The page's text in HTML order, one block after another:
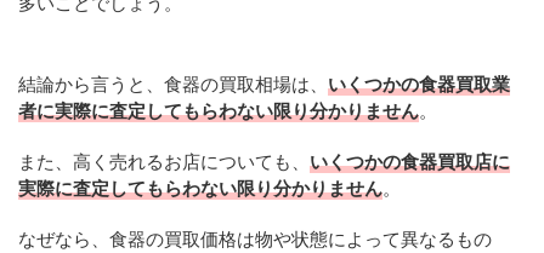
結論から言うと、食器の買取相場は、 いくつかの食器買取業
者に実際に査定してもらわない限り分かりません。
また、高く売れるお店についても、 いくつかの食器買取店に
実際に査定してもらわない限り分かりません。
なぜなら、食器の買取価格は物や状態によって異なるもの